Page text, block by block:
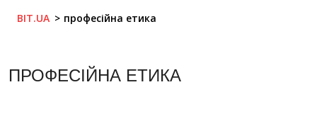
BIT.UA професійна етика
ПРОФЕСІЙНА ЕТИКА